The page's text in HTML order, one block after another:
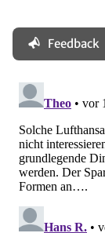
Feedback